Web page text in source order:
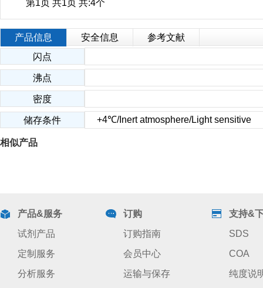
第1页 共1页 共:4个
产品信息 安全信息
参考文献
闪点
沸点
密度
储存条件 +4℃/Inert atmosphere/Light sensitive
相似产品
产品&服务
试剂产品
定制服务
分析服务
订购
订购指南
会员中心
运输与保存
支持&
SDS
COA
纯度说